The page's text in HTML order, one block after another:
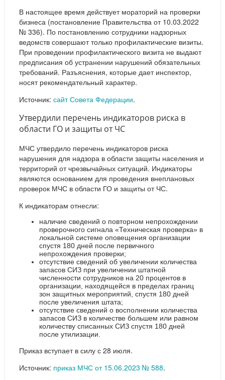
В настоящее время действует мораторий на проверки
бизнеса (постановление Правительства от 10.03.2022
№ 336). По постановлению сотрудники надзорных
ведомств совершают только профилактические визиты.
При проведении профилактического визита не выдают
предписания об устранении нарушений обязательных
требований. Разъяснения, которые дает инспектор,
носят рекомендательный характер.
Источник: сайт Совета Федерации.
Утвердили перечень индикаторов риска в
области ГО и защиты от ЧС
МЧС утвердило перечень индикаторов риска
нарушения для надзора в области защиты населения и
территорий от чрезвычайных ситуаций. Индикаторы
являются основанием для проведения внеплановых
проверок МЧС в области ГО и защиты от ЧС.
К индикаторам отнесли:
наличие сведений о повторном непрохождении
проверочного сигнала «Техническая проверка» в
локальной системе оповещения организации
спустя 180 дней после первичного
непрохождения проверки;
отсутствие сведений об увеличении количества
запасов СИЗ при увеличении штатной
численности сотрудников на 20 процентов в
организации, находящейся в пределах границ
зон защитных мероприятий, спустя 180 дней
после увеличения штата;
отсутствие сведений о восполнении количества
запасов СИЗ в количестве большем или равном
количеству списанных СИЗ спустя 180 дней
после утилизации.
Приказ вступает в силу с 28 июля.
Источник: приказ МЧС от 15.06.2023 № 588.